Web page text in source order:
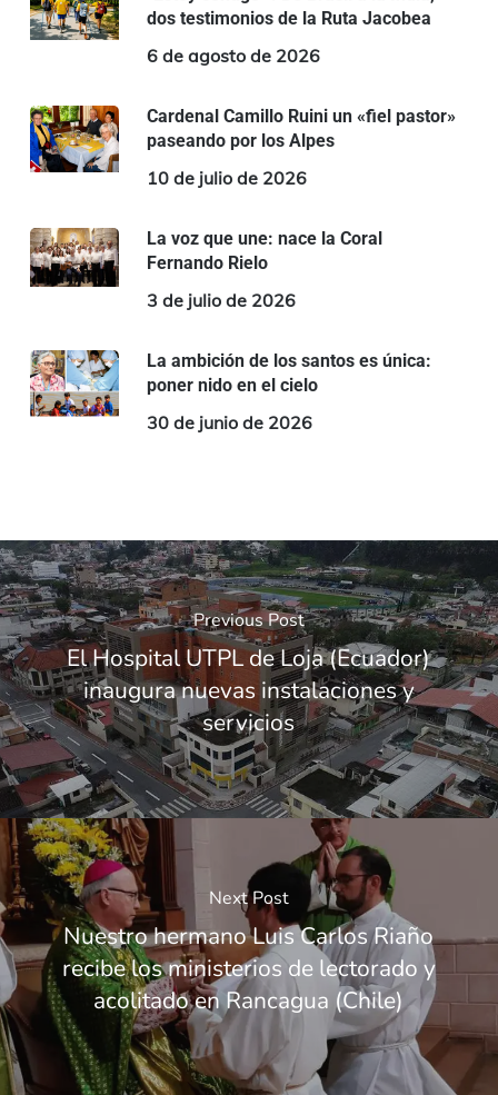
dos testimonios de la Ruta Jacobea
6 de agosto de 2026
Cardenal Camillo Ruini un «fiel pastor»
paseando por los Alpes
10 de julio de 2026
La voz que une: nace la Coral
Fernando Rielo
3 de julio de 2026
La ambición de los santos es única:
poner nido en el cielo
30 de junio de 2026
Previous Post
El Hospital UTPL de Loja (Ecuador)
inaugura nuevas instalaciones y
servicios
Next Post
Nuestro hermano Luis Carlos Riaño
recibe los ministerios de lectorado y
acolitado en Rancagua (Chile)